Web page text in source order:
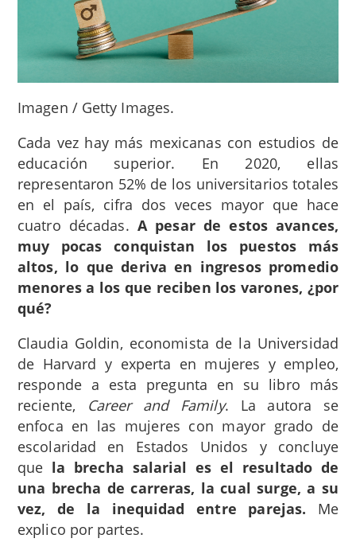
Imagen / Getty Images.
Cada vez hay más mexicanas con estudios de
educación superior. En 2020, ellas
representaron 52% de los universitarios totales
en el país, cifra dos veces mayor que hace
cuatro décadas. A pesar de estos avances,
muy pocas conquistan los puestos más
altos, lo que deriva en ingresos promedio
menores a los que reciben los varones, ¿por
qué?
Claudia Goldin, economista de la Universidad
de Harvard y experta en mujeres y empleo,
responde a esta pregunta en su libro más
reciente, Career and Family. La autora se
enfoca en las mujeres con mayor grado de
escolaridad en Estados Unidos y concluye
que la brecha salarial es el resultado de
una brecha de carreras, la cual surge, a su
vez, de la inequidad entre parejas. Me
explico por partes.